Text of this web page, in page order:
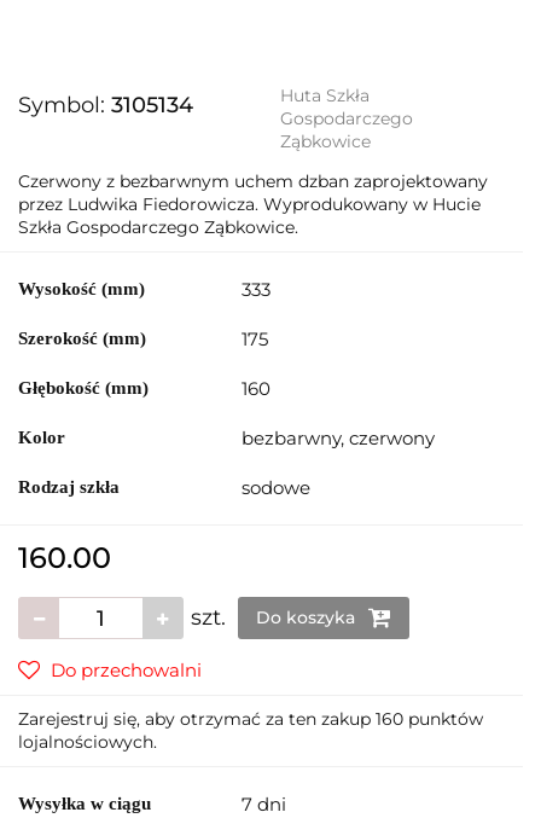
Symbol: 3105134
Huta Szkła
Gospodarczego
Ząbkowice
Czerwony z bezbarwnym uchem dzban zaprojektowany
przez Ludwika Fiedorowicza. Wyprodukowany w Hucie
Szkła Gospodarczego Ząbkowice.
Wysokość (mm) 333
Szerokość (mm) 175
Głębokość (mm) 160
Kolor bezbarwny, czerwony
Rodzaj szkła sodowe
160.00
szt. Do koszyka
Do przechowalni
Zarejestruj się, aby otrzymać za ten zakup 160 punktów
lojalnościowych.
Wysyłka w ciągu 7 dni